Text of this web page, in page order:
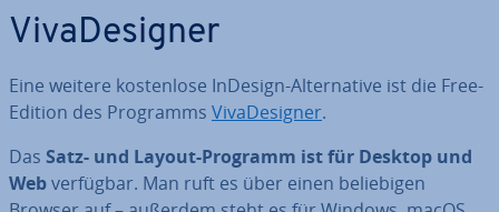
Viv­a­De­si­gner
Eine weitere kos­ten­lo­se InDesign-Al­ter­na­ti­ve ist die Free-
Edition des Programms Viv­a­De­si­gner.
Das Satz- und Layout-Programm ist für Desktop und
Webverfügbar. Man ruft es über einen be­lie­bi­gen